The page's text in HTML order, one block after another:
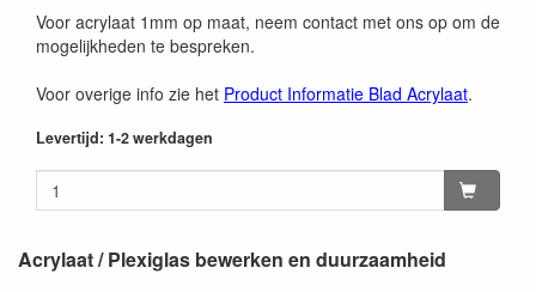
Voor acrylaat 1mm op maat, neem contact met ons op om de
mogelijkheden te bespreken.
Voor overige info zie het Product Informatie Blad Acrylaat.
Levertijd: 1-2 werkdagen
Acrylaat / Plexiglas bewerken en duurzaamheid